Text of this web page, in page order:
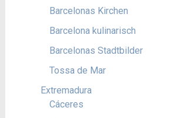
Barcelonas Kirchen
Barcelona kulinarisch
Barcelonas Stadtbilder
Tossa de Mar
Extremadura
Cáceres